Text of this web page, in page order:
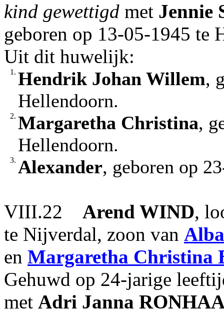
kind gewettigd met Jennie
geboren op 13-05-1945 te
Uit dit huwelijk:
1. Hendrik Johan Willem,
Hellendoorn.
2. Margaretha Christina,
Hellendoorn.
3. Alexander, geboren op
VIII.22 Arend WIND,
te Nijverdal, zoon van
en Margaretha Christina
Gehuwd op 24-jarige
met Adri Janna